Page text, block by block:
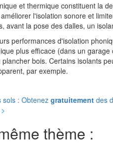
et thermique constituent la
l'isolation sonore et
avant la pose des dalles, un
performances d'isolation
plus efficace (dans un
bois. Certains isolants
par exemple.
sols : Obtenez gratuitement des
thème :